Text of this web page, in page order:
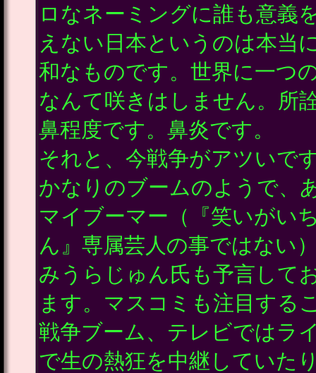
ロなネーミングに誰も意義
えない日本というのは本当
和なものです。世界に一つ
なんて咲きはしません。所
鼻程度です。鼻炎です。
それと、今戦争がアツいで
かなりのブームのようで、
マイブーマー（『笑いがい
ん』専属芸人の事ではない
みうらじゅん氏も予言して
ます。マスコミも注目する
戦争ブーム、テレビではラ
で生の熱狂を中継していた